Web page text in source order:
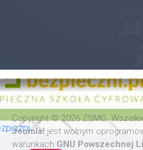
Copyright © 2026 ZSMG.
Joomla! jest wolnym
warunkach GNU Powszechnej